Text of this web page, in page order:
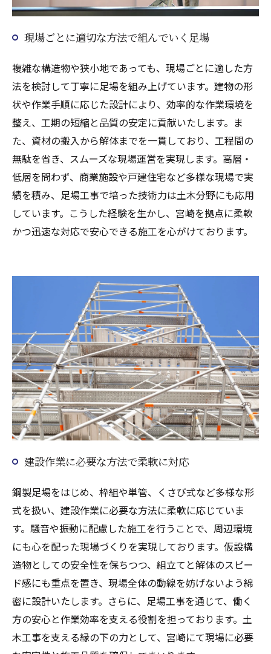
現場ごとに適切な方法で組んでいく足場
複雑な構造物や狭小地であっても、現場ごとに適した方
法を検討して丁寧に足場を組み上げています。建物の形
状や作業手順に応じた設計により、効率的な作業環境を
整え、工期の短縮と品質の安定に貢献いたします。ま
た、資材の搬入から解体までを一貫しており、工程間の
無駄を省き、スムーズな現場運営を実現します。高層・
低層を問わず、商業施設や戸建住宅など多様な現場で実
績を積み、足場工事で培った技術力は土木分野にも応用
しています。こうした経験を生かし、宮崎を拠点に柔軟
かつ迅速な対応で安心できる施工を心がけております。
建設作業に必要な方法で柔軟に対応
鋼製足場をはじめ、枠組や単管、くさび式など多様な形
式を扱い、建設作業に必要な方法に柔軟に応じていま
す。騒音や振動に配慮した施工を行うことで、周辺環境
にも心を配った現場づくりを実現しております。仮設構
造物としての安全性を保ちつつ、組立てと解体のスピー
ド感にも重点を置き、現場全体の動線を妨げないよう綿
密に設計いたします。さらに、足場工事を通じて、働く
方の安心と作業効率を支える役割を担っております。土
木工事を支える縁の下の力として、宮崎にて現場に必要